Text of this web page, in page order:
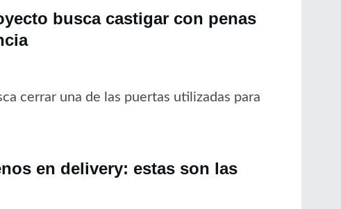
busca castigar con penas
cerrar una de las puertas utilizadas para
en delivery: estas son las